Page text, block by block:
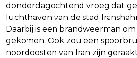
donderdagochtend vroeg dat
luchthaven van de stad
Daarbij is een brandweerman
gekomen. Ook zou een
noordoosten van Iran zijn